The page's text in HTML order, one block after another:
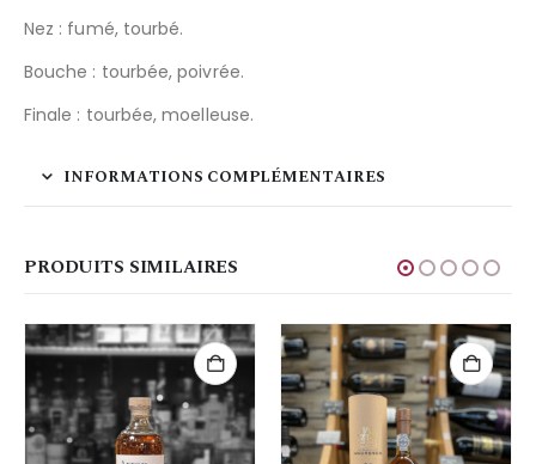
Nez : fumé, tourbé.
Bouche : tourbée, poivrée.
Finale : tourbée, moelleuse.
INFORMATIONS COMPLÉMENTAIRES
PRODUITS SIMILAIRES